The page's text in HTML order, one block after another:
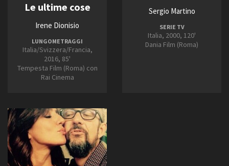
Le ultime cose
Irene Dionisio
LUNGOMETRAGGI
Italia/Svizzera/Francia,
2016, 85'
Tempesta Film (Roma) con
Rai Cinema
Sergio Martino
SERIE TV
Italia, 2000, 120'
Dania Film (Roma)